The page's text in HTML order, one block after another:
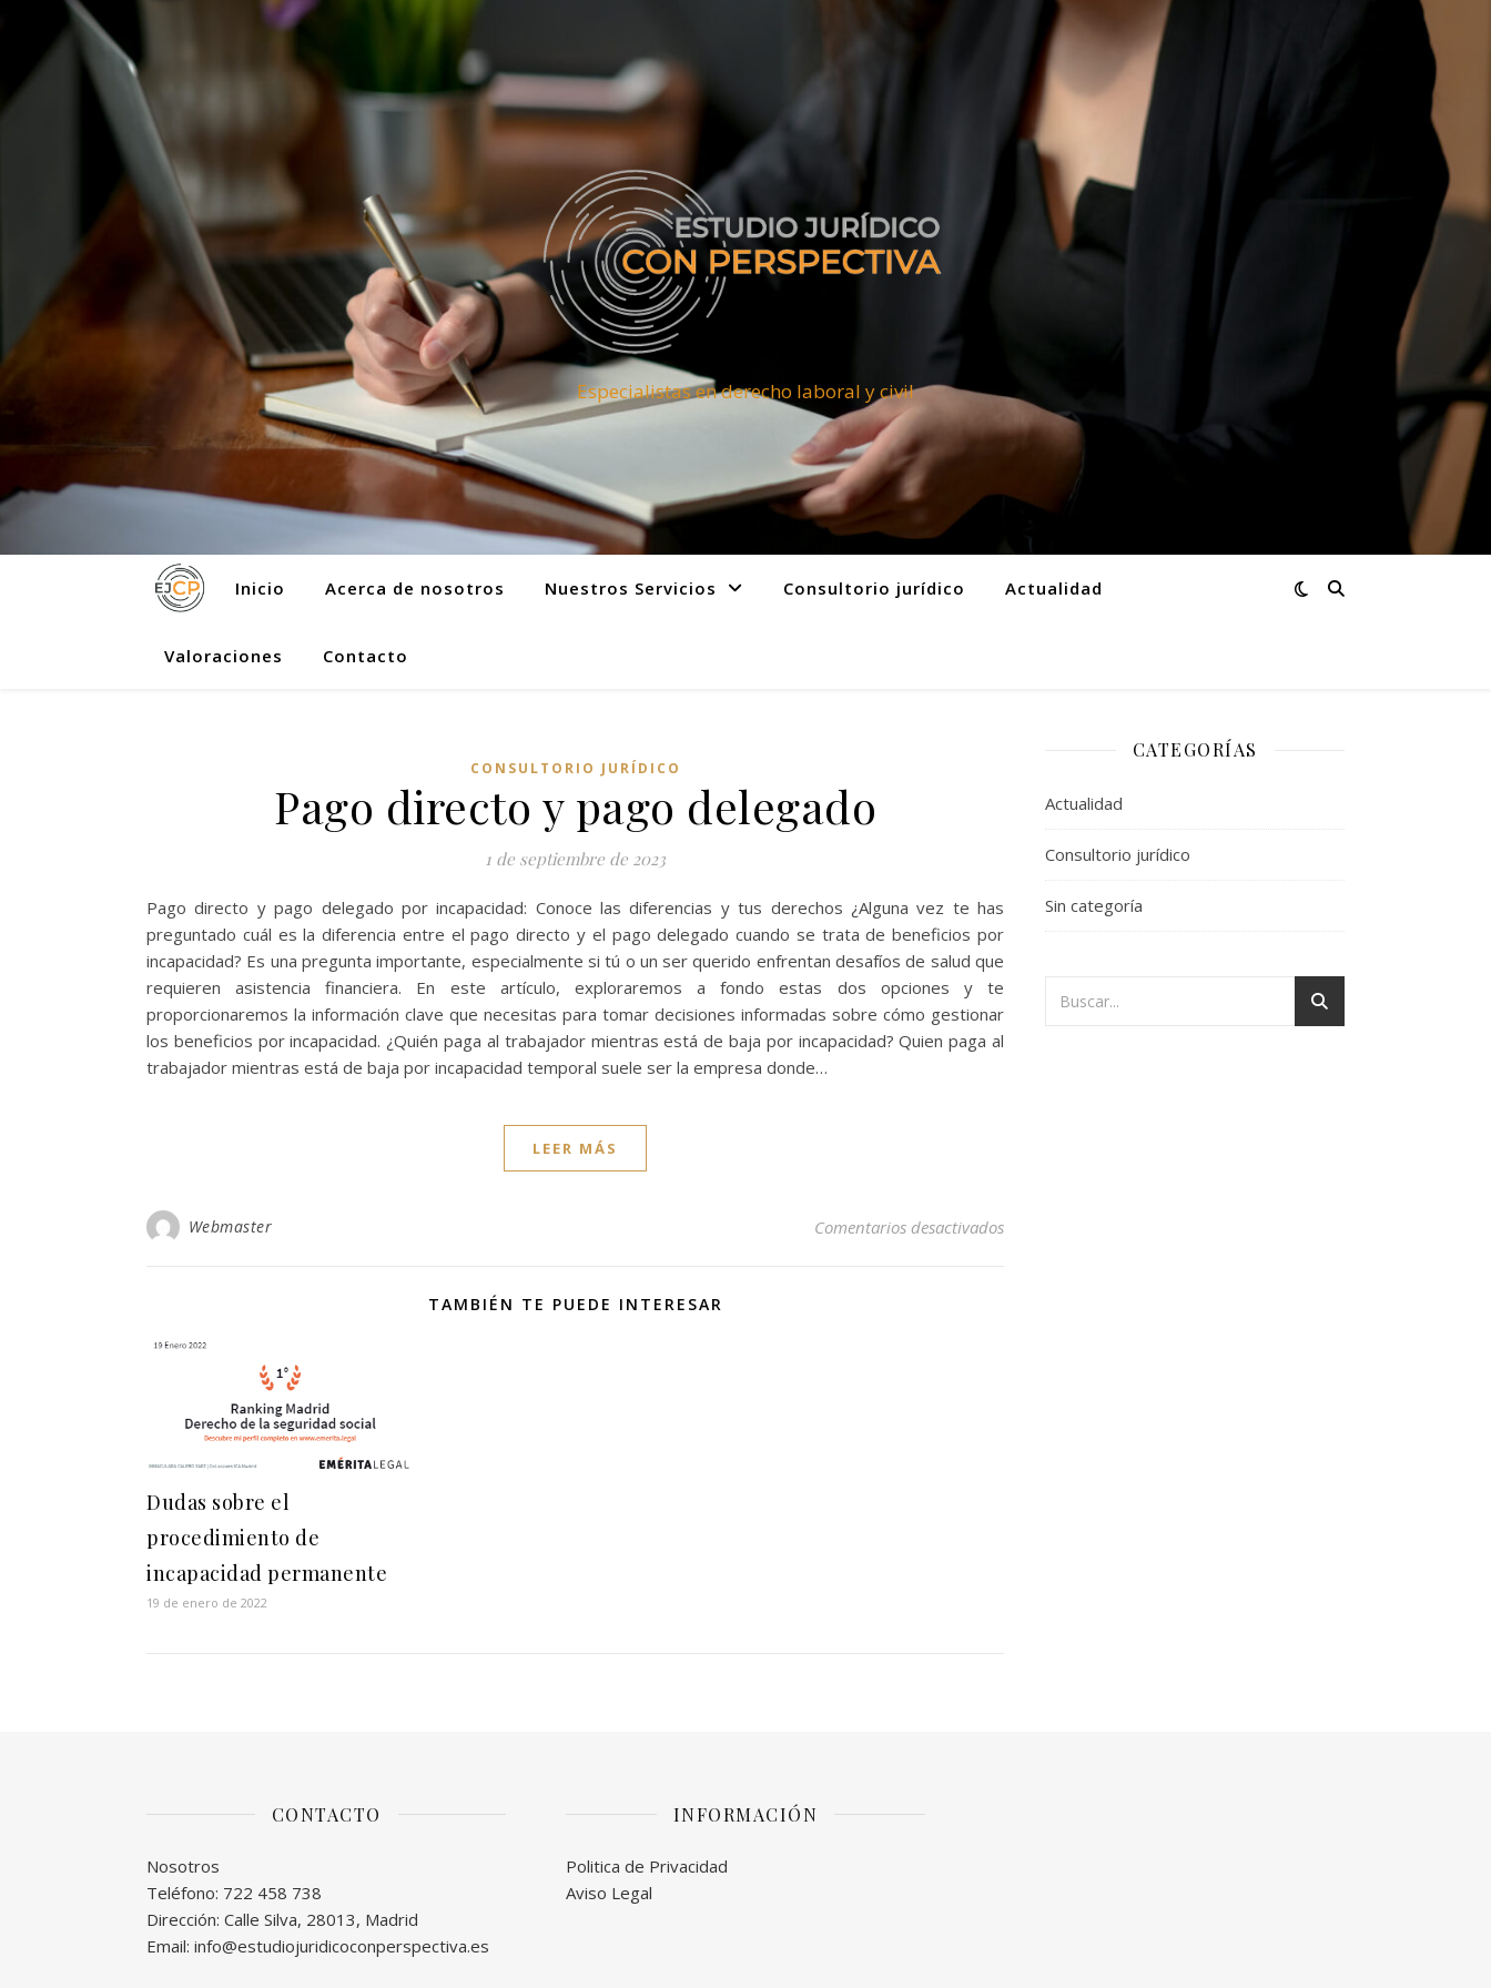
Especialistas en derecho laboral y civil
Inicio Acerca de nosotros Nuestros Servicios Consultorio jurídico Actualidad
Valoraciones Contacto
CONSULTORIO JURÍDICO
Pago directo y pago delegado
1 de septiembre de 2023
Pago directo y pago delegado por incapacidad: Conoce las diferencias y tus derechos ¿Alguna vez te has
preguntado cuál es la diferencia entre el pago directo y el pago delegado cuando se trata de beneficios por
incapacidad? Es una pregunta importante, especialmente si tú o un ser querido enfrentan desafíos de salud que
requieren asistencia financiera. En este artículo, exploraremos a fondo estas dos opciones y te
proporcionaremos la información clave que necesitas para tomar decisiones informadas sobre cómo gestionar
los beneficios por incapacidad. ¿Quién paga al trabajador mientras está de baja por incapacidad? Quien paga al
trabajador mientras está de baja por incapacidad temporal suele ser la empresa donde…
LEER MÁS
Webmaster Comentarios desactivadosen Pago directo y pago delegado
TAMBIÉN TE PUEDE INTERESAR
Dudas sobre el
procedimiento de
incapacidad permanente
19 de enero de 2022
CATEGORÍAS
Actualidad
Consultorio jurídico
Sin categoría
CONTACTO
Nosotros
Teléfono: 722 458 738
Dirección: Calle Silva, 28013, Madrid
Email: info@estudiojuridicoconperspectiva.es
INFORMACIÓN
Politica de Privacidad
Aviso Legal